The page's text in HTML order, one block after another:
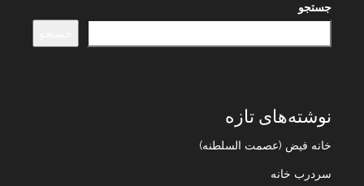
جستجو
نوشته‌های تازه
خانه فیض (عصمت السلطنه)
سردرب خانه